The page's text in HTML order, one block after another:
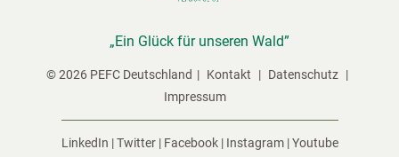
„Ein Glück für unseren Wald”
© 2026 PEFC Deutschland Kontakt
Datenschutz
Impressum
LinkedIn |Twitter| Facebook| Instagram|Youtube